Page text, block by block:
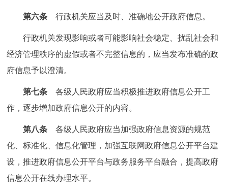
第六条 行政机关应当及时、准确地公开政府信息。
行政机关发现影响或者可能影响社会稳定、扰乱社会和
经济管理秩序的虚假或者不完整信息的，应当发布准确的政
府信息予以澄清。
第七条 各级人民政府应当积极推进政府信息公开工
作，逐步增加政府信息公开的内容。
第八条 各级人民政府应当加强政府信息资源的规范
化、标准化、信息化管理，加强互联网政府信息公开平台建
设，推进政府信息公开平台与政务服务平台融合，提高政府
信息公开在线办理水平。